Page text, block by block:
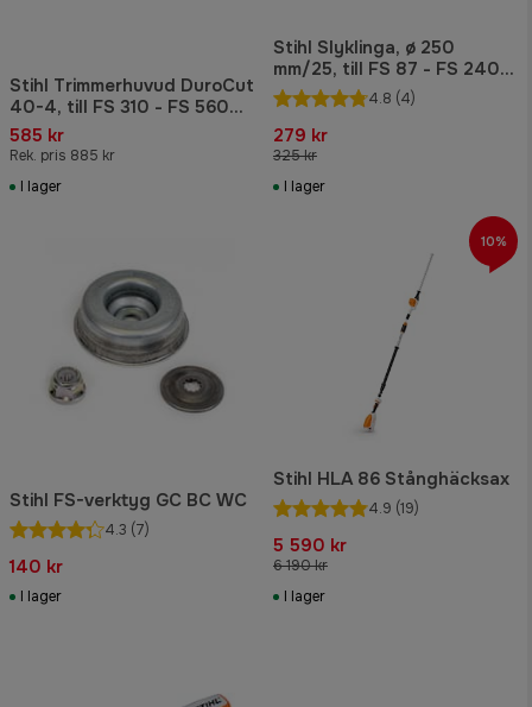
Stihl Trimmerhuvud DuroCut
40-4, till FS 310 - FS 560
C-EM (ej K-modeller)
585 kr
Rek. pris 885 kr
I lager
Stihl Slyklinga, ø 250
mm/25, till FS 87 - FS 240
C-E, FR 130 T - FR 480 C-F
4.8 (4)
279 kr
325 kr
I lager
Stihl FS-verktyg GC BC WC
4.3 (7)
140 kr
I lager
Stihl HLA 86 Stånghäcksax
4.9 (19)
5 590 kr
6 190 kr
I lager
10%